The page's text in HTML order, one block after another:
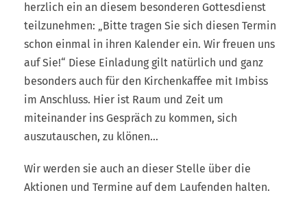
herzlich ein an diesem besonderen Gottesdienst
teilzunehmen: „Bitte tragen Sie sich diesen Termin
schon einmal in ihren Kalender ein. Wir freuen uns
auf Sie!“ Diese Einladung gilt natürlich und ganz
besonders auch für den Kirchenkaffee mit Imbiss
im Anschluss. Hier ist Raum und Zeit um
miteinander ins Gespräch zu kommen, sich
auszutauschen, zu klönen…
Wir werden sie auch an dieser Stelle über die
Aktionen und Termine auf dem Laufenden halten.